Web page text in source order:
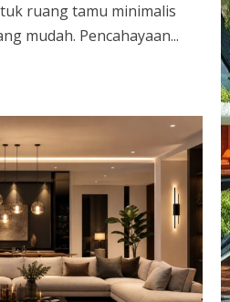
ruang tamu minimalis
mudah. Pencahayaan...